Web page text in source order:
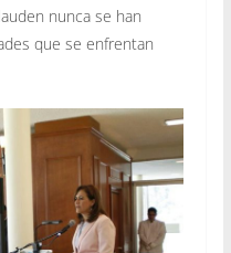
nunca se han
que se enfrentan